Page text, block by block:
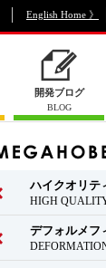
English Home 》
開発ブログ
BLOG
ハイクオリテ
HIGH
デフォルメフ